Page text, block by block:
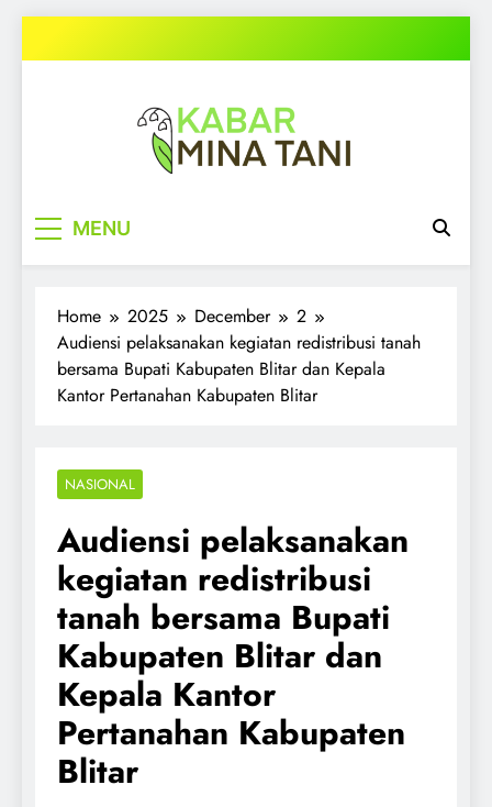
to
MENU
Home 2025 December
2
Audiensi pelaksanakan kegiatan redistribusi tanah
bersama Bupati Kabupaten Blitar dan Kepala
Kantor Pertanahan Kabupaten Blitar
NASIONAL
Audiensi pelaksanakan
kegiatan redistribusi
tanah bersama Bupati
Kabupaten Blitar dan
Kepala Kantor
Pertanahan Kabupaten
Blitar